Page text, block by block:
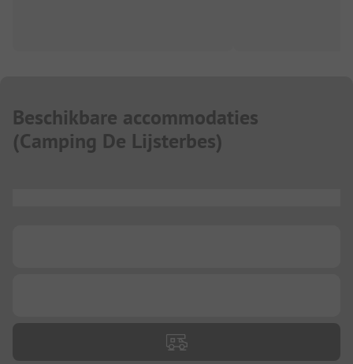
Beschikbare accommodaties
(Camping De Lijsterbes)